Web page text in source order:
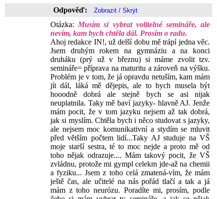
Odpověď:
Otázka: Musím si vybrat volitelné semináře, ale
nevím, kam bych chtěla dál. Prosím o radu.
Ahoj redakce IN!, už delší dobu mě trápí jedna věc.
Jsem druhým rokem na gymnáziu a na konci
druháku (prý už v březnu) si máme zvolit tzv.
semináře= příprava na maturitu a zároveň na výšku.
Problém je v tom, že já opravdu netuším, kam mám
jít dál, láká mě dějepis, ale to bych musela být
hooodně dobrá ale stejně bych se asi nijak
neuplatnila. Taky mě baví jazyky- hlavně AJ. Jenže
mám pocit, že v tom jazyku nejsem až tak dobrá,
jak si myslím. Chtěla bych i něco studovat s jazyky,
ale nejsem moc komunikativní a stydím se mluvit
před větším počtem lidí...Taky AJ studuje na VŠ
moje starší sestra, té to moc nejde a proto mě od
toho nějak odrazuje.... Mám takový pocit, že VŠ
zvládnu, protože mi gympl celekm jde-až na chemii
a fyziku... Jsem z toho celá zmatená-vím, že mám
ještě čas, ale učitelé na nás pořád tlačí a tak a já
mám z toho neurózu. Poradíte mi, prosím, podle